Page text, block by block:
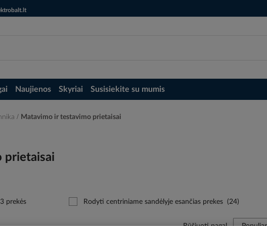
Naujienos Skyriai Susisiekite su mumis
Matavimo ir testavimo prietaisai
prietaisai
prekės Rodyti centriniame sandėlyje esančias prekes (24)